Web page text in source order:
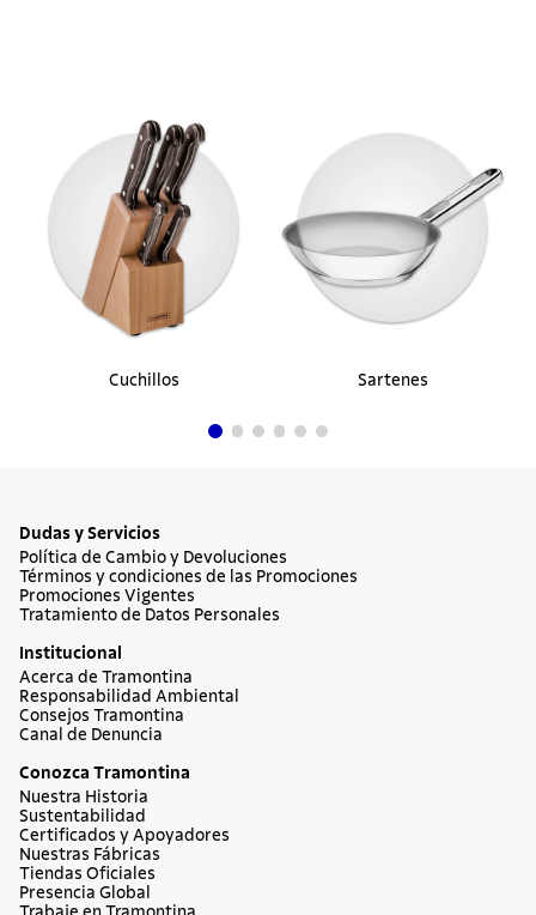
Cuchillos Sartenes
Dudas y Servicios
Política de Cambio y Devoluciones
Términos y condiciones de las Promociones
Promociones Vigentes
Tratamiento de Datos Personales
Institucional
Acerca de Tramontina
Responsabilidad Ambiental
Consejos Tramontina
Canal de Denuncia
Conozca Tramontina
Nuestra Historia
Sustentabilidad
Certificados y Apoyadores
Nuestras Fábricas
Tiendas Oficiales
Presencia Global